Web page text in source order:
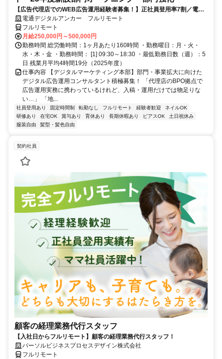
【広告代理店でのWEB広告運用経験者募集！】正社員登用率7割／電通
G／全国×完全在宅／年休126日・土日祝休み／残業月平均4時間19分
電通デジタルアンカー フルリモート
フルリモート
月給250,000円～500,000円
勤務時間 総労働時間：1ヶ月あたり160時間 ・勤務曜日：月・火・
水・木・金 ・勤務時間： [1] 09:30～18:30 ・最低勤務日数（週）：5
日 残業月平均4時間19分（2025年度）
仕事内容 【デジタルマーケティング本部】部門・事業拡大に向けた
デジタル広告運用コンサルタント積極募集！ 「代理店のBPO拠点で
広告運用実務に携わっているけれど、入稿・運用だけでは物足りな
い…」 「地...
社員登用あり 固定時間制 転勤なし フルリモート 経験者歓迎
ネイルOK
研修あり
在宅OK 賞与あり 育休あり 長期休暇あり ピアスOK
土日祝休み
服装自由
髪型・髪色自由
契約社員
顧客の経理業務代行スタッフ
【入社日からフルリモート】顧客の経理業務代行スタッフ！
パーソルビジネスプロセスデザイン株式会社
フルリモート